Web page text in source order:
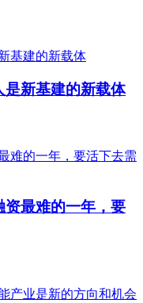
是新基建的新载体
资最难的一年，要